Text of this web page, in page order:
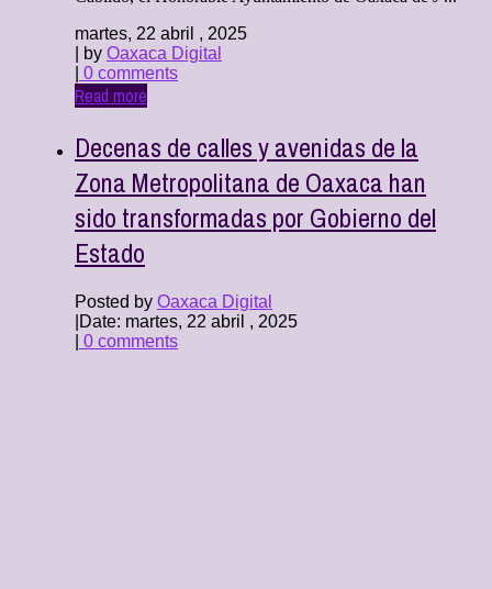
martes, 22 abril , 2025
| by Oaxaca Digital
0 comments
Read more
Decenas de calles y avenidas de la
Zona Metropolitana de Oaxaca han
sido transformadas por Gobierno del
Estado
Posted by Oaxaca Digital
Date: martes, 22 abril , 2025
0 comments